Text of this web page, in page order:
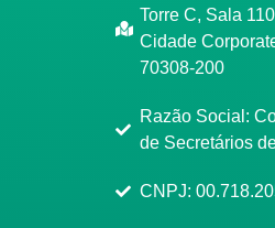
Torre C, Sala
Cidade
70308-200
Razão Social:
de Secretários
CNPJ: